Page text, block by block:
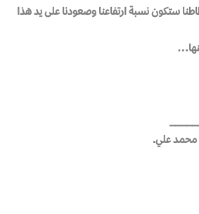
ستكون نسبة ارتفاعنا وصعودنا على يد هذا
محمد علي.